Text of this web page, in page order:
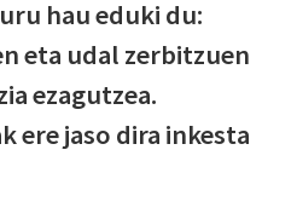
hau eduki du:
eta udal zerbitzuen
ezagutzea.
ere jaso dira inkesta